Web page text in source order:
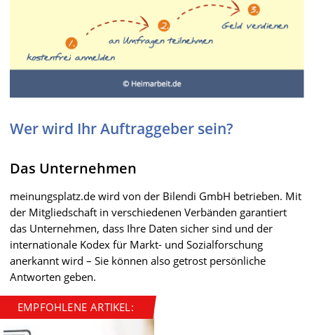
Wer wird Ihr Auftraggeber sein?
Das Unternehmen
meinungsplatz.de wird von der Bilendi GmbH betrieben. Mit
der Mitgliedschaft in verschiedenen Verbänden garantiert
das Unternehmen, dass Ihre Daten sicher sind und der
internationale Kodex für Markt- und Sozialforschung
anerkannt wird – Sie können also getrost persönliche
Antworten geben.
EMPFOHLENE ARTIKEL: